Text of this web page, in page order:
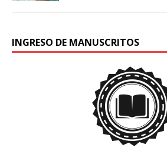
INGRESO DE MANUSCRITOS